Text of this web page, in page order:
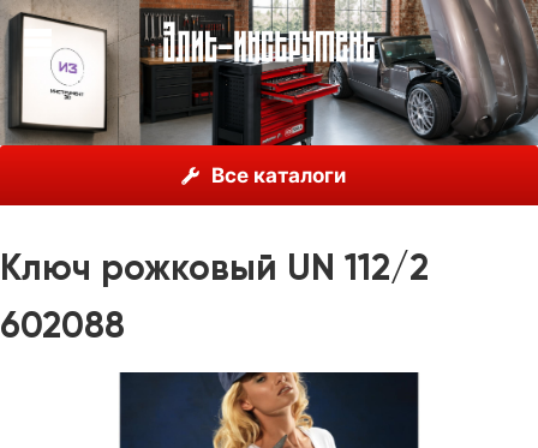
Все каталоги
Unior, Словения
Ключ рожковый UN 112/2 602088
Ключ рожковый UN 112/2
602088